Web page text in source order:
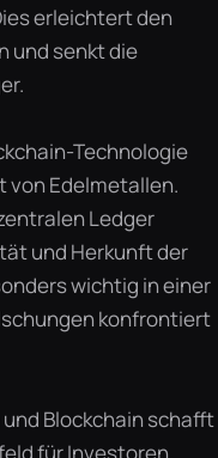
erleichtert den
und senkt die
Technologie
von Edelmetallen.
Ledger
und Herkunft der
wichtig in einer
konfrontiert
Blockchain schafft